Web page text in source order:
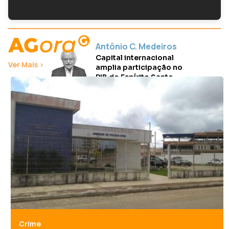
Antônio C. Medeiros
Capital internacional
amplia participação no
PIB do Espírito Santo
Paulo Cesar Caetano
Simples Nacional, entre
a carga tributária e a
sobrevivência
empresarial
Caio Neri
Carros de aplicativo
não podem ter
propaganda eleitoral
Ver Mais >
Crime